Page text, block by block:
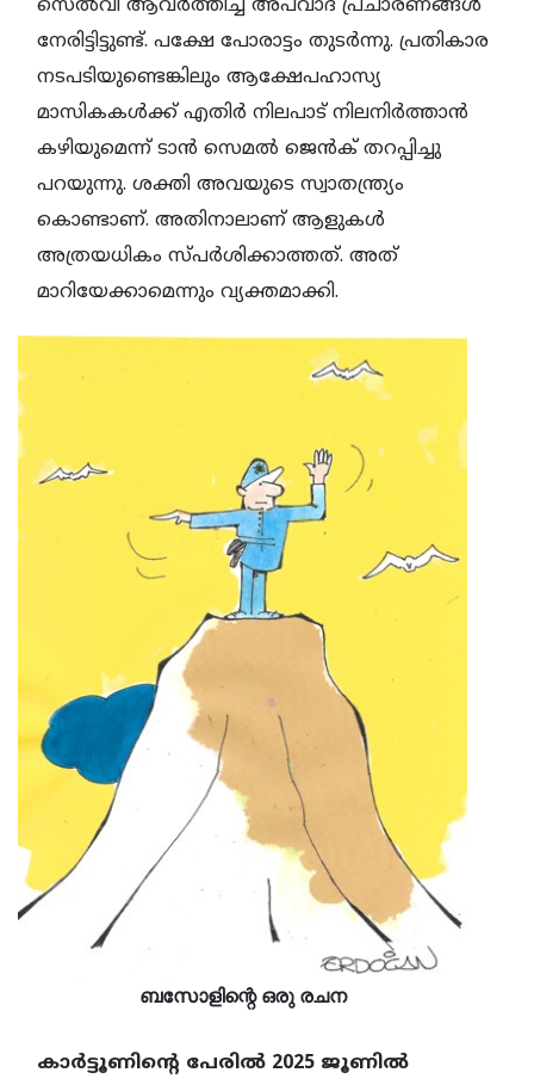
സെൽവി ആവർത്തിച്ച് അപവാദ പ്രചാരണങ്ങൾ
നേരിട്ടിട്ടുണ്ട്. പക്ഷേ പോരാട്ടം തുടർന്നു. പ്രതികാര
നടപടിയുണ്ടെങ്കിലും ആക്ഷേപഹാസ്യ
മാസികകൾക്ക് എതിർ നിലപാട് നിലനിർത്താൻ
കഴിയുമെന്ന് ടാൻ സെമൽ ജെൻക് തറപ്പിച്ചു
പറയുന്നു. ശക്തി അവയുടെ സ്വാതന്ത്ര്യം
കൊണ്ടാണ്‌. അതിനാലാണ് ആളുകൾ
അത്രയധികം സ്പർശിക്കാത്തത്. അത്
മാറിയേക്കാമെന്നും വ്യക്തമാക്കി.
ബസോളിന്റെ ഒരു രചന
കാർട്ടൂണിന്റെ പേരിൽ 2025 ജൂണിൽ